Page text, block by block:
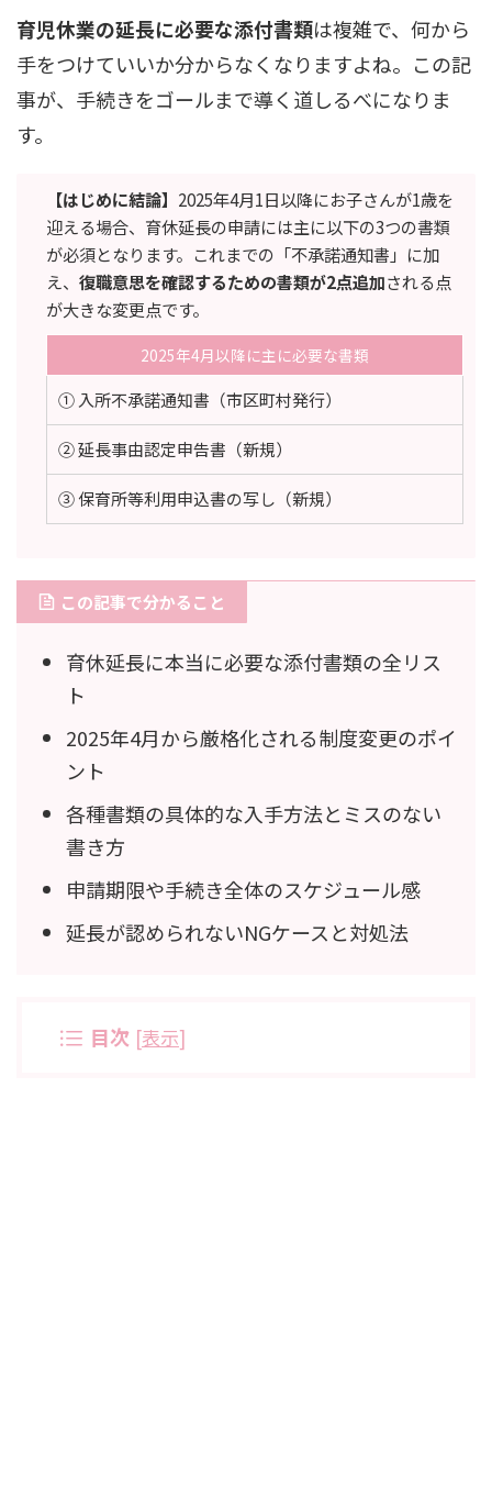
育児休業の延長に必要な添付書類は複雑で、何から
手をつけていいか分からなくなりますよね。この記
事が、手続きをゴールまで導く道しるべになりま
す。
【はじめに結論】 2025年4月1日以降にお子さんが1歳を
迎える場合、育休延長の申請には主に以下の3つの書類
が必須となります。これまでの「不承諾通知書」に加
え、 復職意思を確認するための書類が2点追加される点
が大きな変更点です。
2025年4月以降に主に必要な書類
① 入所不承諾通知書（市区町村発行）
② 延長事由認定申告書（新規）
③ 保育所等利用申込書の写し（新規）
この記事で分かること
育休延長に本当に必要な添付書類の全リス
ト
2025年4月から厳格化される制度変更のポイ
ント
各種書類の具体的な入手方法とミスのない
書き方
申請期限や手続き全体のスケジュール感
延長が認められないNGケースと対処法
目次 [表示]